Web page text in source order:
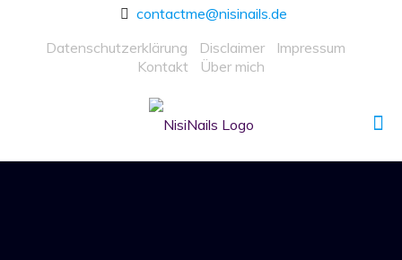
contactme@nisinails.de
Datenschutzerklärung
Disclaimer
Impressum
Kontakt
Über mich